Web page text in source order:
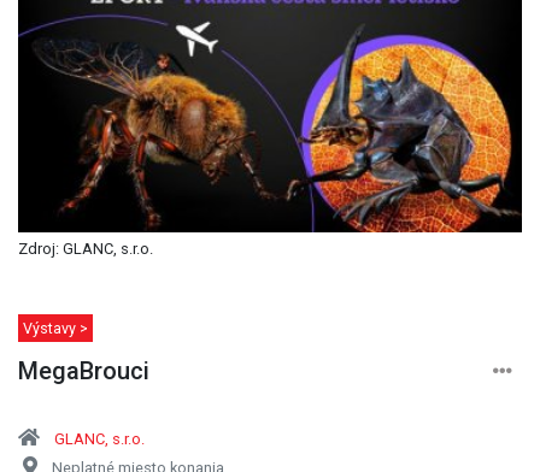
Zdroj: GLANC, s.r.o.
Výstavy >
MegaBrouci
GLANC, s.r.o.
Neplatné miesto konania